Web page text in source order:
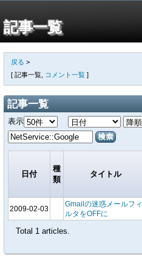
記事一覧
戻る >
[ 記事一覧, コメント一覧 ]
記事一覧
表示
検索
日付
種
類
タイトル
2009-02-03
Gmailの迷惑メールフィ
ルタをOFFに
Total 1 articles.